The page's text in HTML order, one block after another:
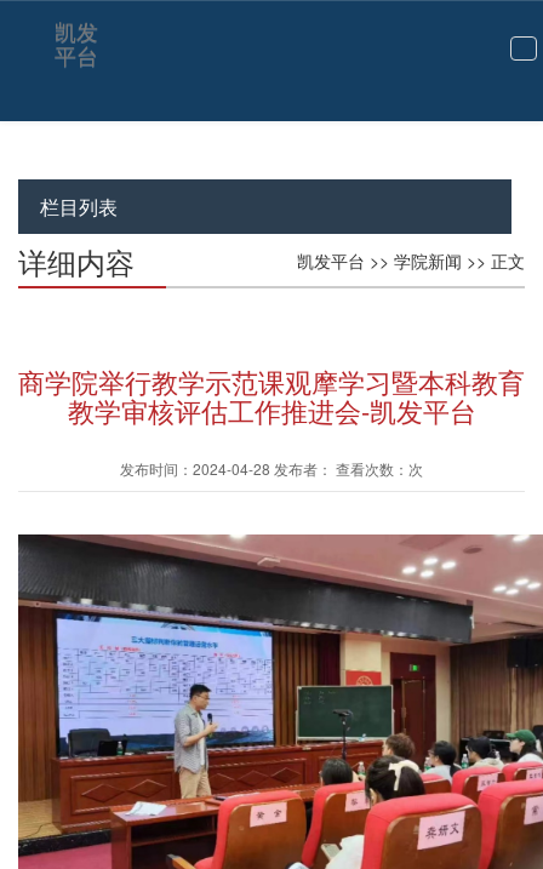
切
航
凯发
平台
栏目列表
凯发平台 >> 学院新闻 >> 正文
详细内容
商学院举行教学示范课观摩学习暨本科教育
教学审核评估工作推进会-凯发平台
发布时间：2024-04-28 发布者： 查看次数：次